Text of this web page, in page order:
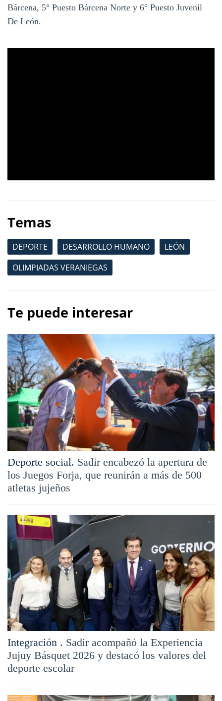
Bárcena, 5° Puesto Bárcena Norte y 6° Puesto Juvenil
De León.
Temas
DEPORTE DESARROLLO HUMANO
LEÓN
OLIMPIADAS VERANIEGAS
Te puede interesar
Deporte social. Sadir encabezó la apertura de
los Juegos Forja, que reunirán a más de 500
atletas jujeños
Integración . Sadir acompañó la Experiencia
Jujuy Básquet 2026 y destacó los valores del
deporte escolar